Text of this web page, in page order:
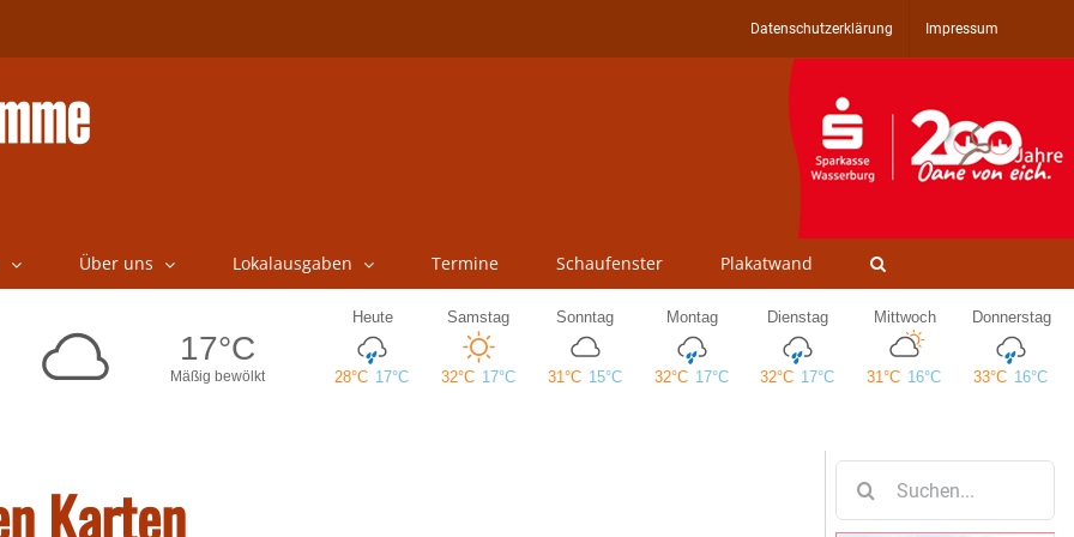
Datenschutzerklärung Impressum
Über uns Lokalausgaben Termine Schaufenster Plakatwand
Karten
nach: